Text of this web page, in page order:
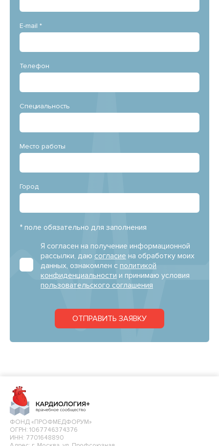
E-mail *
Телефон
Специальность
Место работы
Город
* поле обязательно для заполнения
Я согласен на получение информационной
рассылки, даю согласие на обработку моих
данных, ознакомлен с политикой
конфиденциальности и принимаю условия
пользовательского соглашения
ОТПРАВИТЬ ЗАЯВКУ
ФОНД «ПРОФМЕДФОРУМ»
ОГРН: 1067746374376
ИНН: 7701648890